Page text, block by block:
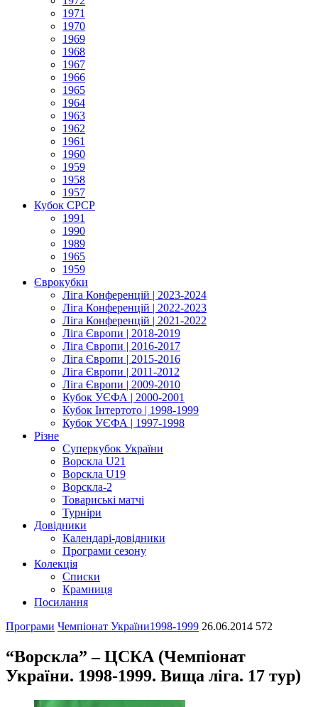
1971
1970
1969
1968
1967
1966
1965
1964
1963
1962
1961
1960
1959
1958
1957
Кубок СРСР
1991
1990
1989
1965
1959
Єврокубки
Ліга Конференцій | 2023-2024
Ліга Конференцій | 2022-2023
Ліга Конференцій | 2021-2022
Ліга Європи | 2018-2019
Ліга Європи | 2016-2017
Ліга Європи | 2015-2016
Ліга Європи | 2011-2012
Ліга Європи | 2009-2010
Кубок УЄФА | 2000-2001
Кубок Інтертото | 1998-1999
Кубок УЄФА | 1997-1998
Різне
Суперкубок України
Ворскла U21
Ворскла U19
Ворскла-2
Товариські матчі
Турніри
Довідники
Календарі-довідники
Програми сезону
Колекція
Списки
Крамниця
Посилання
Програми Чемпіонат України1998-1999 26.06.2014 572
“Ворскла” – ЦСКА (Чемпіонат
України. 1998-1999. Вища ліга. 17 тур)